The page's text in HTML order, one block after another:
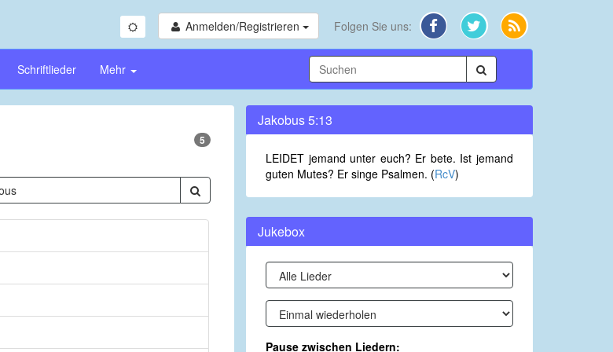
Anmelden/Registrieren Folgen Sie uns:
Schriftlieder Mehr
5
Jakobus 5:13
LEIDET jemand unter euch? Er bete. Ist jemand
guten Mutes? Er singe Psalmen. (RcV)
Jukebox
Pause zwischen Liedern: